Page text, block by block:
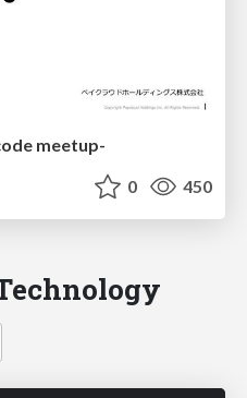
meetup-
0 450